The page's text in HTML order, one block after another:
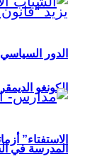
الكونغو
الاستفتاء”
الدور
المدرسة في